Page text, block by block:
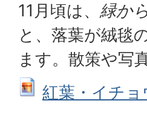
11月頃は、 緑か
と、落葉が絨毯
ます。散策や写
紅葉・イチ